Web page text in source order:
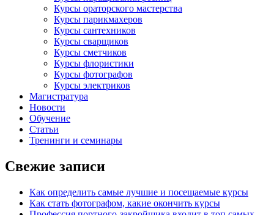
Курсы ораторского мастерства
Курсы парикмахеров
Курсы сантехников
Курсы сварщиков
Курсы сметчиков
Курсы флористики
Курсы фотографов
Курсы электриков
Магистратура
Новости
Обучение
Статьи
Тренинги и семинары
Свежие записи
Как определить самые лучшие и посещаемые курсы
Как стать фотографом, какие окончить курсы